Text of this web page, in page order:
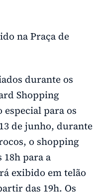
na Praça de
durante os
Shopping
para os
de junho, durante
o shopping
18h para a
exibido em telão
das 19h. Os